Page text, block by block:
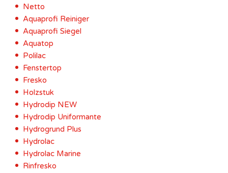
Netto
Aquaprofi Reiniger
Aquaprofi Siegel
Aquatop
Polilac
Fenstertop
Fresko
Holzstuk
Hydrodip NEW
Hydrodip Uniformante
Hydrogrund Plus
Hydrolac
Hydrolac Marine
Rinfresko